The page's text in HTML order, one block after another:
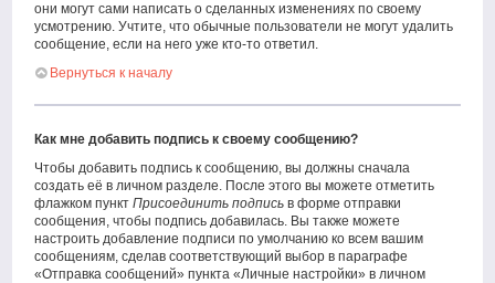
они могут сами написать о сделанных изменениях по своему
усмотрению. Учтите, что обычные пользователи не могут удалить
сообщение, если на него уже кто-то ответил.
Вернуться к началу
Как мне добавить подпись к своему сообщению?
Чтобы добавить подпись к сообщению, вы должны сначала
создать её в личном разделе. После этого вы можете отметить
флажком пунктПрисоединить подпись в форме отправки
сообщения, чтобы подпись добавилась. Вы также можете
настроить добавление подписи по умолчанию ко всем вашим
сообщениям, сделав соответствующий выбор в параграфе
«Отправка сообщений» пункта «Личные настройки» в личном